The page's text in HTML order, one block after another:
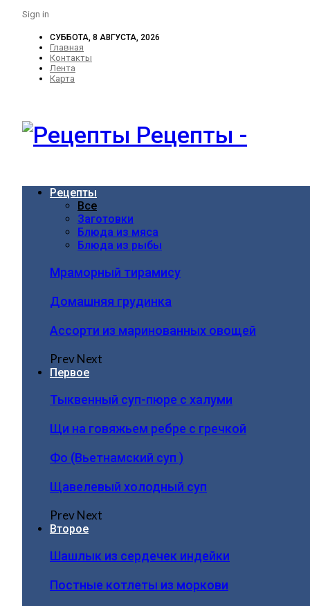
Sign in
СУББОТА, 8 АВГУСТА, 2026
Главная
Контакты
Лента
Карта
Рецепты -
Рецепты
Все
Заготовки
Блюда из мяса
Блюда из рыбы
Мраморный тирамису
Домашняя грудинка
Ассорти из маринованных овощей
PrevNext
Первое
Тыквенный суп-пюре с халуми
Щи на говяжьем ребре с гречкой
Фо (Вьетнамский суп )
Щавелевый холодный суп
PrevNext
Второе
Шашлык из сердечек индейки
Постные котлеты из моркови